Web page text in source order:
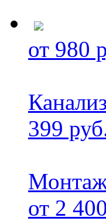
от 980
399
Монтаж
от 2